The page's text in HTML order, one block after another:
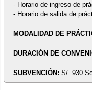
- Horario de ingreso de
- Horario de salida de
MODALIDAD DE
DURACIÓN DE
SUBVENCIÓN: S/. 930